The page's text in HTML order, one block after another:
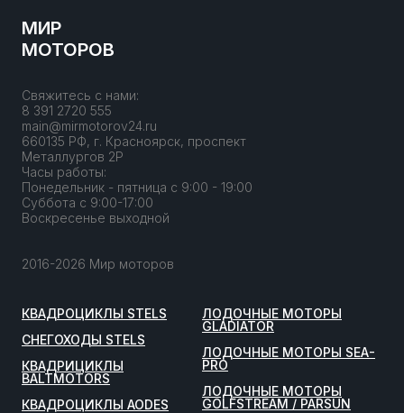
МИР
МОТОРОВ
Свяжитесь с нами:
8 391 2720 555
main@mirmotorov24.ru
660135 РФ, г. Красноярск, проспект
Металлургов 2Р
Часы работы:
Понедельник - пятница с 9:00 - 19:00
Суббота с 9:00-17:00
Воскресенье выходной
2016-2026 Мир моторов
КВАДРОЦИКЛЫ STELS
СНЕГОХОДЫ STELS
КВАДРИЦИКЛЫ
BALTMOTORS
КВАДРОЦИКЛЫ AODES
ЛОДОЧНЫЕ МОТОРЫ
GLADIATOR
ЛОДОЧНЫЕ МОТОРЫ SEA-
PRO
ЛОДОЧНЫЕ МОТОРЫ
GOLFSTREAM / PARSUN